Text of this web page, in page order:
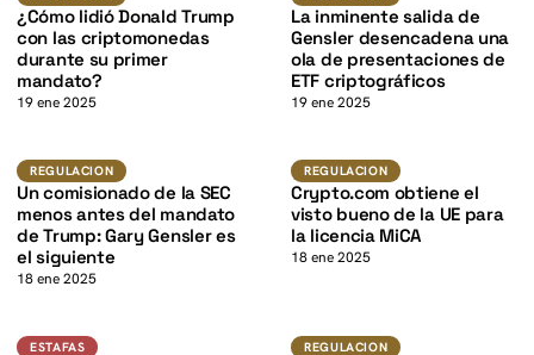
¿Cómo lidió Donald Trump
con las criptomonedas
durante su primer
mandato?
19 ene 2025
La inminente salida de
Gensler desencadena una
ola de presentaciones de
ETF criptográficos
19 ene 2025
Regulacion
K
REGULACION
Un comisionado de la SEC
menos antes del mandato
de Trump: Gary Gensler es
el siguiente
18 ene 2025
Regulacion
REGULACION
Crypto.com obtiene el
visto bueno de la UE para
la licencia MiCA
18 ene 2025
Estafas
ESTAFAS Regulacion
REGULACION